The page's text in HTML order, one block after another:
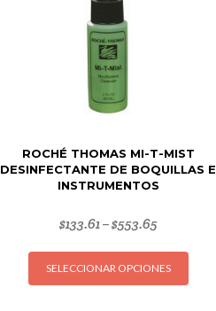
ROCHÉ THOMAS MI-T-MIST
DESINFECTANTE DE BOQUILLAS E
INSTRUMENTOS
$133.61–$553.65
SELECCIONAR OPCIONES
Este